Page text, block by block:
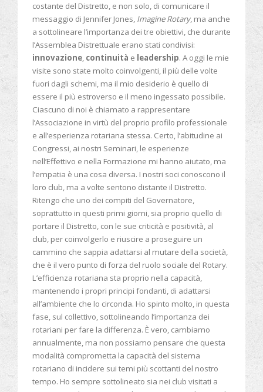
costante del Distretto, e non solo, di comunicare il
messaggio di Jennifer Jones, Imagine Rotary, ma anche
a sottolineare l’importanza dei tre obiettivi, che durante
l’Assemblea Distrettuale erano stati condivisi:
innovazione, continuità e leadership. A oggi le mie
visite sono state molto coinvolgenti, il più delle volte
fuori dagli schemi, ma il mio desiderio è quello di
essere il più estroverso e il meno ingessato possibile.
Ciascuno di noi è chiamato a rappresentare
l’Associazione in virtù del proprio profilo professionale
e all’esperienza rotariana stessa. Certo, l’abitudine ai
Congressi, ai nostri Seminari, le esperienze
nell’Effettivo e nella Formazione mi hanno aiutato, ma
l’empatia è una cosa diversa. I nostri soci conoscono il
loro club, ma a volte sentono distante il Distretto.
Ritengo che uno dei compiti del Governatore,
soprattutto in questi primi giorni, sia proprio quello di
portare il Distretto, con le sue criticità e positività, al
club, per coinvolgerlo e riuscire a proseguire un
cammino che sappia adattarsi al mutare della società,
che è il vero punto di forza del ruolo sociale del Rotary.
L’efficienza rotariana sta proprio nella capacità,
mantenendo i propri principi fondanti, di adattarsi
all’ambiente che lo circonda. Ho spinto molto, in questa
fase, sul collettivo, sottolineando l’importanza dei
rotariani per fare la differenza. È vero, cambiamo
annualmente, ma non possiamo pensare che questa
modalità comprometta la capacità del sistema
rotariano di incidere sui temi più scottanti del nostro
tempo. Ho sempre sottolineato sia nei club visitati a